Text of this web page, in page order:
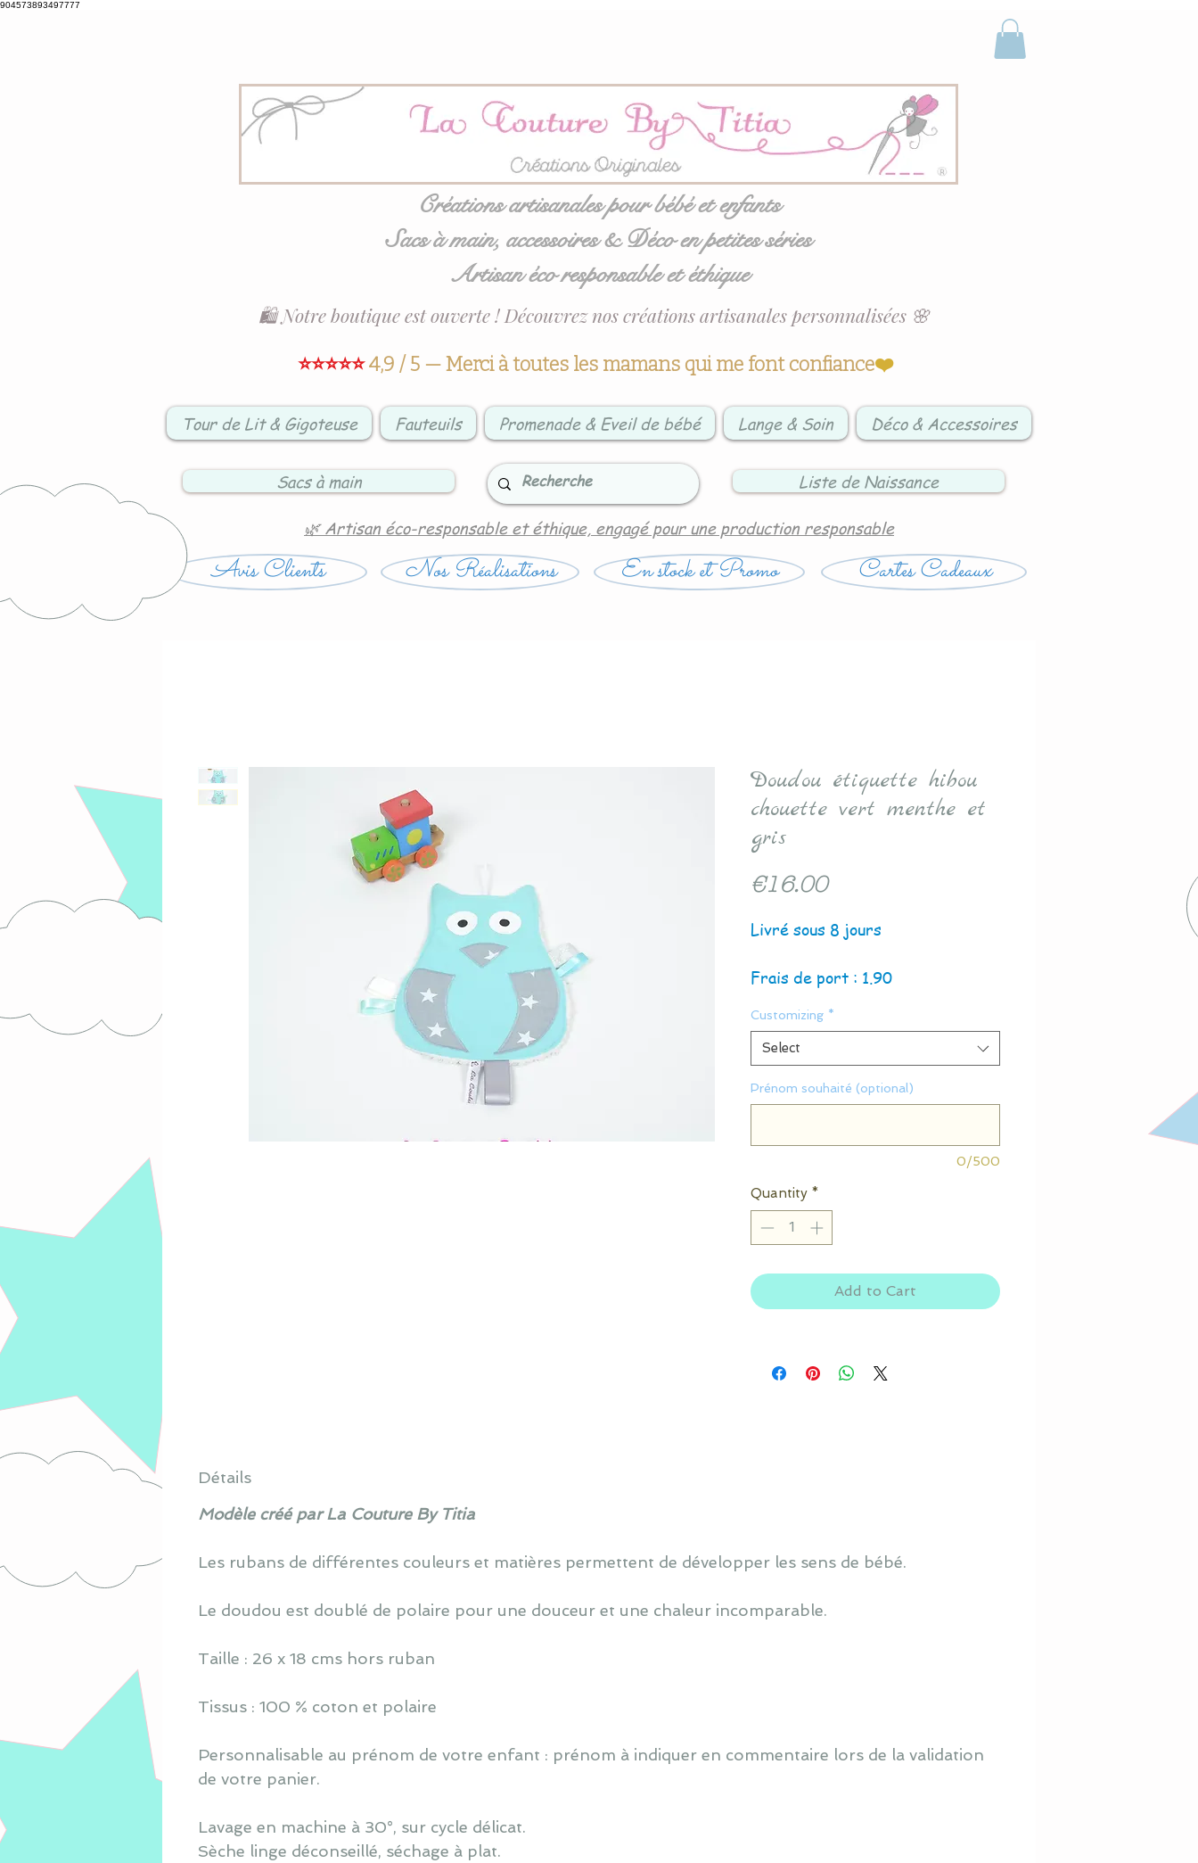
904573893497777
Créations artisanales pour bébé et enfants
Sacs à main, accessoires & Déco en petites séries
Artisan éco responsable et éthique
⭐⭐⭐⭐⭐4,9 / 5 — Merci à toutes les mamans qui me font confiance❤️
🛍️ Notre boutique est ouverte ! Découvrez nos créations artisanales personnalisées 🌸
Tour de Lit & Gigoteuse Fauteuils Promenade & Eveil de bébé Lange & Soin Déco & Accessoires
Sacs à main Liste de Naissance
🌿 Artisan éco-responsable et éthique, engagé pour une production responsable
Avis Clients Nos Réalisations En stock et Promo Cartes Cadeaux
Doudou étiquette hibou
chouette vert menthe et
gris
€16.00Price
Livré sous 8 jours
Frais de port : 1.90
Customizing *
Select
Prénom souhaité (optional)
0/500
Quantity *
Add to Cart
Détails
Modèle créé par La Couture By Titia
Les rubans de différentes couleurs et matières permettent de développer les sens de bébé.
Le doudou est doublé de polaire pour une douceur et une chaleur incomparable.
Taille : 26 x 18 cms hors ruban
Tissus : 100 % coton et polaire
Personnalisable au prénom de votre enfant : prénom à indiquer en commentaire lors de la validation
de votre panier.
Lavage en machine à 30°, sur cycle délicat.
Sèche linge déconseillé, séchage à plat.